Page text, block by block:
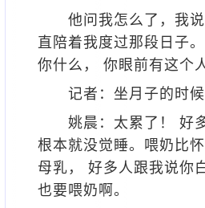
他问我怎么了，我说
直陪着我度过那段日子
你什么， 你眼前有这个
记者：坐月子的时候
姚晨：太累了！ 好多
根本就没觉睡。喂奶比
母乳， 好多人跟我说你
也要喂奶啊。